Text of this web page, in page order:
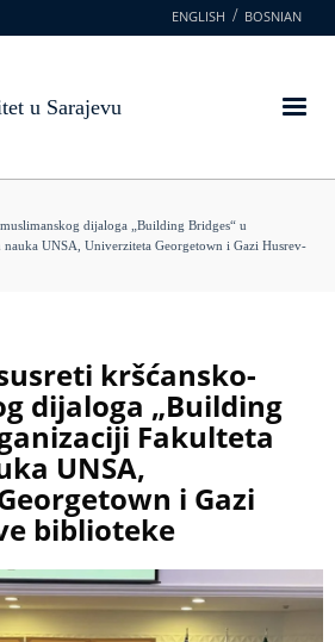
ENGLISH BOSNIAN
u Sarajevu
dijaloga „Building Bridges“ u
UNSA, Univerziteta Georgetown i Gazi Husrev-
kršćansko-
dijaloga „Building
Fakulteta
UNSA,
i Gazi
biblioteke